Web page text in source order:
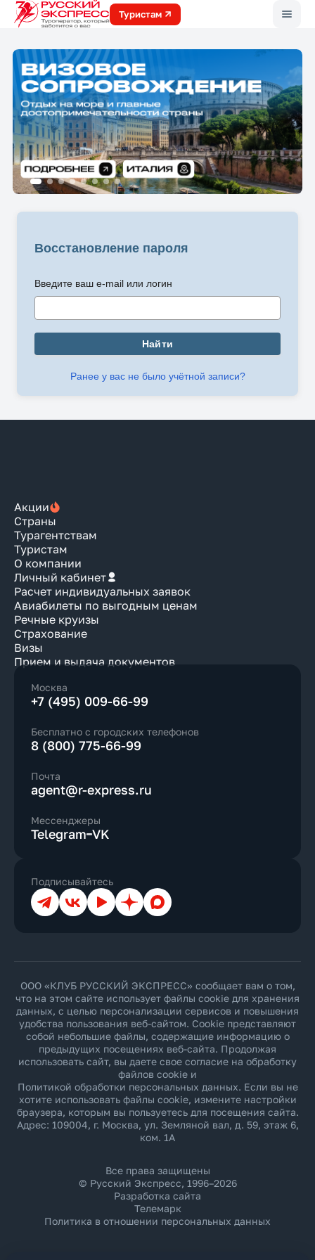
Туристам
Восстановление пароля
Введите ваш e-mail или логин
Найти
Ранее у вас не было учётной записи?
Акции
Страны
Турагентствам
Туристам
О компании
Личный кабинет
Расчет индивидуальных заявок
Авиабилеты по выгодным ценам
Речные круизы
Страхование
Визы
Прием и выдача документов
Москва
+7 (495) 009-66-99
Бесплатно с городских телефонов
8 (800) 775-66-99
Почта
agent@r-express.ru
Мессенджеры
Telegram VK
Подписывайтесь
ТелеграмВКонтакте
YouTubeДзен Max
ООО «КЛУБ РУССКИЙ ЭКСПРЕСС» сообщает вам о том,
что на этом сайте использует файлы cookie для хранения
данных, с целью персонализации сервисов и повышения
удобства пользования веб-сайтом. Cookie представляют
собой небольшие файлы, содержащие информацию о
предыдущих посещениях веб-сайта. Продолжая
использовать сайт, вы даете свое согласие на обработку
файлов cookie и
Политикой обработки персональных данных. Если вы не
хотите использовать файлы cookie, измените настройки
браузера, которым вы пользуетесь для посещения сайта.
Адрес: 109004, г. Москва, ул. Земляной вал, д. 59, этаж 6,
ком. 1А
Все права защищены
© Русский Экспресс, 1996–2026
Разработка сайта
Телемарк
Политика в отношении персональных данных